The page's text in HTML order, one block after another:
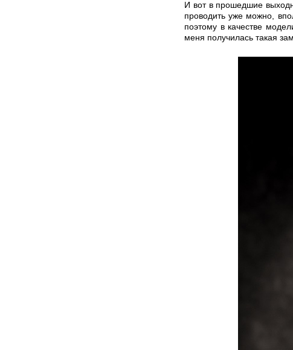
И вот в прошедшие
проводить уже можно,
поэтому в качестве
меня получилась такая